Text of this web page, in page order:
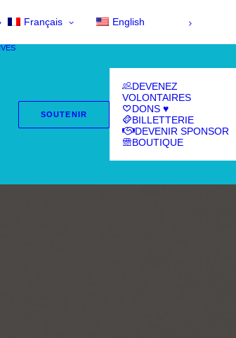
Français English
SOUTENIR
DEVENEZ
VOLONTAIRES
DONS ♥
BILLETTERIE
DEVENIR SPONSOR
BOUTIQUE